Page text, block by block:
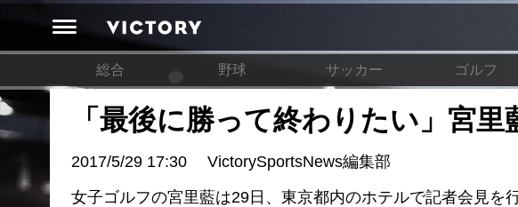
総合 野球 サッカー ゴルフ
「最後に勝って終わりたい」宮
2017/5/29 17:30
VictorySportsNews編集部
女子ゴルフの宮里藍は29日、東京都内のホテルで記者会見を